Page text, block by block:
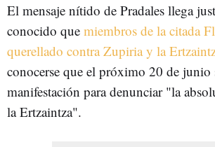
El mensaje nítido de Pradales llega
conocido que miembros de la citada
querellado contra Zupiria y la
conocerse que el próximo 20 de junio
manifestación para denunciar "la
la Ertzaintza".